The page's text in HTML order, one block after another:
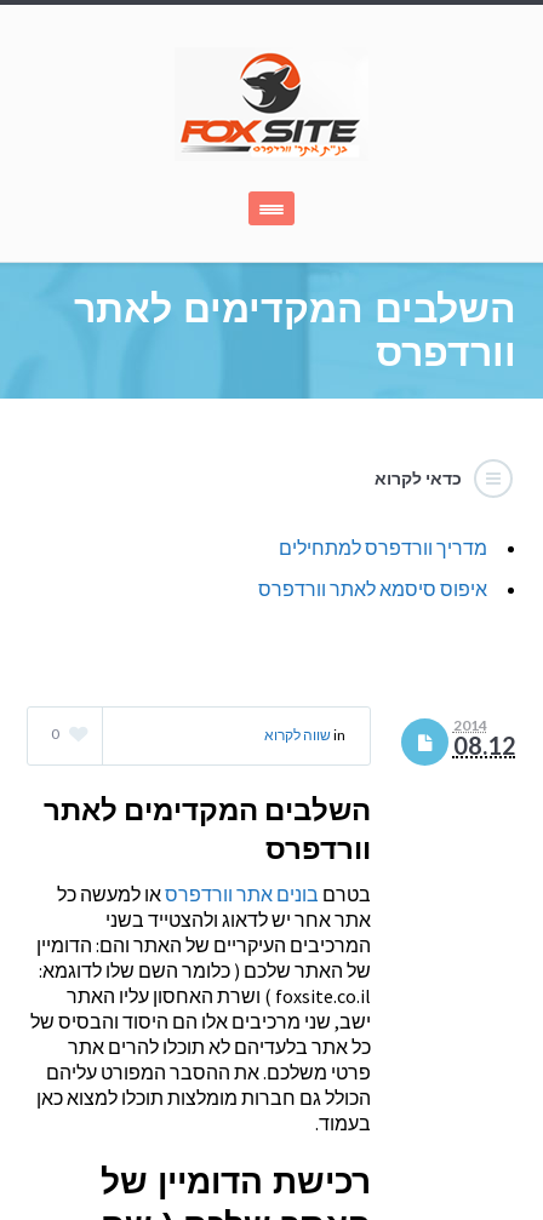
השלבים המקדימים לאתר
וורדפרס
כדאי לקרוא
מדריך וורדפרס למתחילים
איפוס סיסמא לאתר וורדפרס
2014
08.12
inשווה לקרוא 0
השלבים המקדימים לאתר
וורדפרס
בטרם בונים אתר וורדפרסאו למעשה כל
אתר אחר יש לדאוג ולהצטייד בשני
המרכיבים העיקריים של האתר והם: הדומיין
של האתר שלכם ( כלומר השם שלו לדוגמא:
foxsite.co.il ) ושרת האחסון עליו האתר
ישב, שני מרכיבים אלו הם היסוד והבסיס של
כל אתר בלעדיהם לא תוכלו להרים אתר
פרטי משלכם. את ההסבר המפורט עליהם
הכולל גם חברות מומלצות תוכלו למצוא כאן
בעמוד.
רכישת הדומיין של